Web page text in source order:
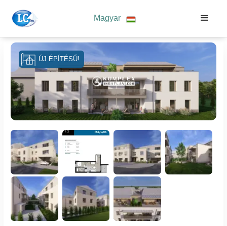
Magyar
ÚJ ÉPÍTÉSŰ!